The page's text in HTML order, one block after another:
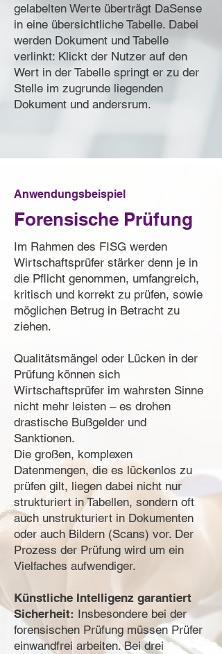
gelabelten Werte überträgt DaSense
in eine übersichtliche Tabelle. Dabei
werden Dokument und Tabelle
verlinkt: Klickt der Nutzer auf den
Wert in der Tabelle springt er zu der
Stelle im zugrunde liegenden
Dokument und andersrum.
Anwendungsbeispiel
Forensische Prüfung
Im Rahmen des FISG werden
Wirtschaftsprüfer stärker denn je in
die Pflicht genommen, umfangreich,
kritisch und korrekt zu prüfen, sowie
möglichen Betrug in Betracht zu
ziehen.
Qualitätsmängel oder Lücken in der
Prüfung können sich
Wirtschaftsprüfer im wahrsten Sinne
nicht mehr leisten – es drohen
drastische Bußgelder und
Sanktionen.
Die großen, komplexen
Datenmengen, die es lückenlos zu
prüfen gilt, liegen dabei nicht nur
strukturiert in Tabellen, sondern oft
auch unstrukturiert in Dokumenten
oder auch Bildern (Scans) vor. Der
Prozess der Prüfung wird um ein
Vielfaches aufwendiger.
Künstliche Intelligenz garantiert
Sicherheit: Insbesondere bei der
forensischen Prüfung müssen Prüfer
einwandfrei arbeiten. Bei drei